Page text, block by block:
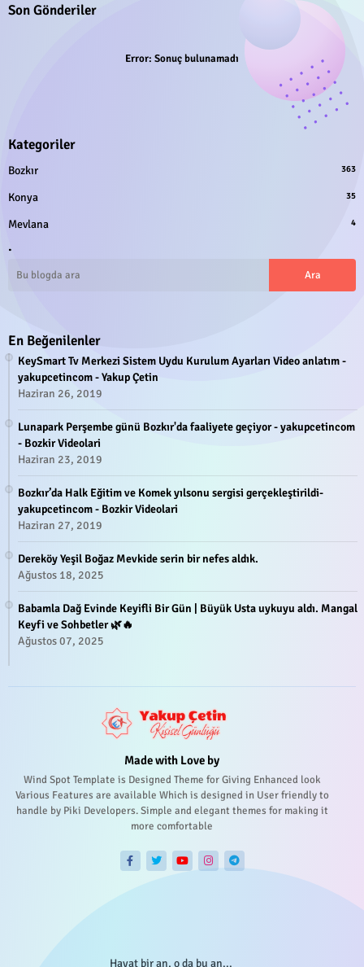
Son Gönderiler
Error: Sonuç bulunamadı
Kategoriler
Bozkır 363
Konya 35
Mevlana 4
.
En Beğenilenler
KeySmart Tv Merkezi Sistem Uydu Kurulum Ayarları Video anlatım -
yakupcetincom - Yakup Çetin
Haziran 26, 2019
Lunapark Perşembe günü Bozkır'da faaliyete geçiyor - yakupcetincom
- Bozkir Videolari
Haziran 23, 2019
Bozkır’da Halk Eğitim ve Komek yılsonu sergisi gerçekleştirildi-
yakupcetincom - Bozkir Videolari
Haziran 27, 2019
Dereköy Yeşil Boğaz Mevkide serin bir nefes aldık.
Ağustos 18, 2025
Babamla Dağ Evinde Keyifli Bir Gün | Büyük Usta uykuyu aldı. Mangal
Keyfi ve Sohbetler 🌿🔥
Ağustos 07, 2025
Made with Love by
Wind Spot Template is Designed Theme for Giving Enhanced look
Various Features are available Which is designed in User friendly to
handle by Piki Developers. Simple and elegant themes for making it
more comfortable
Hayat bir an, o da bu an...